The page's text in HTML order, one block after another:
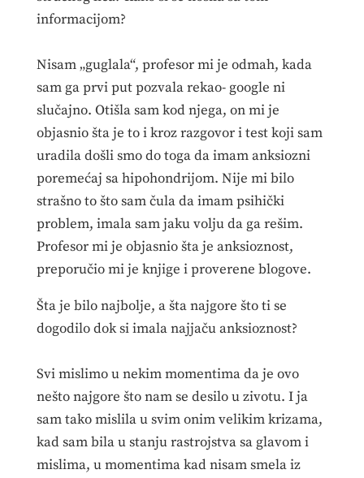
informacijom?
Nisam „guglala“, profesor mi je odmah, kada
sam ga prvi put pozvala rekao- google ni
slučajno. Otišla sam kod njega, on mi je
objasnio šta je to i kroz razgovor i test koji sam
uradila došli smo do toga da imam anksiozni
poremećaj sa hipohondrijom. Nije mi bilo
strašno to što sam čula da imam psihički
problem, imala sam jaku volju da ga rešim.
Profesor mi je objasnio šta je anksioznost,
preporučio mi je knjige i proverene blogove.
Šta je bilo najbolje, a šta najgore što ti se
dogodilo dok si imala najjaču anksioznost?
Svi mislimo u nekim momentima da je ovo
nešto najgore što nam se desilo u zivotu. I ja
sam tako mislila u svim onim velikim krizama,
kad sam bila u stanju rastrojstva sa glavom i
mislima, u momentima kad nisam smela iz